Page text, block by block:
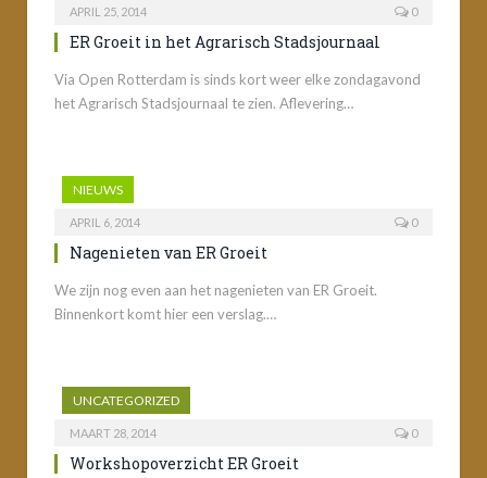
APRIL 25, 2014 0
ER Groeit in het Agrarisch Stadsjournaal
Via Open Rotterdam is sinds kort weer elke zondagavond
het Agrarisch Stadsjournaal te zien. Aflevering…
NIEUWS
APRIL 6, 2014 0
Nagenieten van ER Groeit
We zijn nog even aan het nagenieten van ER Groeit.
Binnenkort komt hier een verslag.…
UNCATEGORIZED
MAART 28, 2014 0
Workshopoverzicht ER Groeit